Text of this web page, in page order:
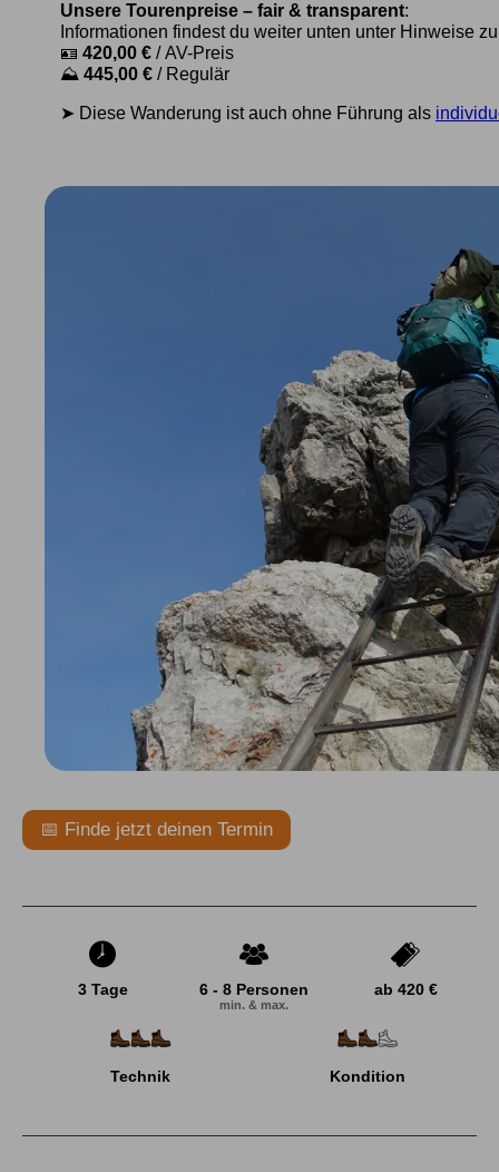
Unsere Tourenpreise – fair & transparent:
Informationen findest du weiter unten unter Hinweise
🪪 420,00 € / AV-Preis
⛰️ 445,00 € / Regulär
➤ Diese Wanderung ist auch ohne Führung als
📅 Finde jetzt deinen Termin
3 Tage 6 - 8 Personen
min. & max.
ab 420 €
Technik Kondition